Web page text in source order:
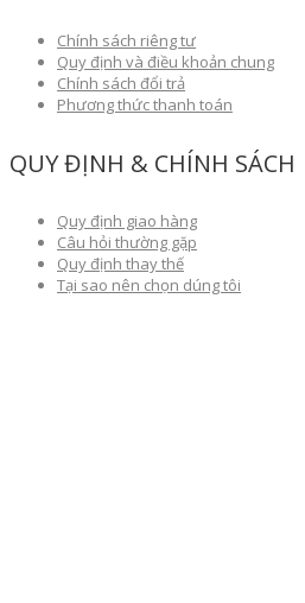
Chính sách riêng tư
Quy định và điều khoản chung
Chính sách đổi trả
Phương thức thanh toán
QUY ĐỊNH & CHÍNH SÁCH
Quy định giao hàng
Câu hỏi thường gặp
Quy định thay thế
Tại sao nên chọn dúng tôi